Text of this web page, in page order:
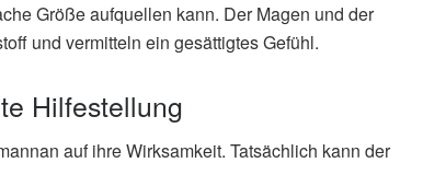
Größe aufquellen kann. Der Magen und der
und vermitteln ein gesättigtes Gefühl.
Hilfestellung
auf ihre Wirksamkeit. Tatsächlich kann der